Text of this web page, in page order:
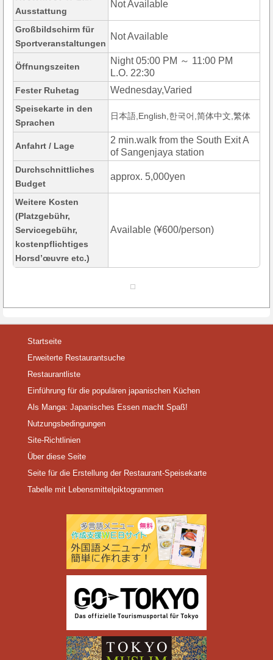
Ausstattung
Not Available
Großbildschirm für
Sportveranstaltungen
Not Available
Öffnungszeiten
Night 05:00 PM ～ 11:00 PM
L.O. 22:30
Fester Ruhetag Wednesday,Varied
Speisekarte in den
Sprachen
日本語,English,한국어,简体中文,繁体
Anfahrt / Lage
2 min.walk from the South Exit A
of Sangenjaya station
Durchschnittliches
Budget
approx. 5,000yen
Weitere Kosten
(Platzgebühr,
Servicegebühr,
kostenpflichtiges
Horsd’œuvre etc.)
Available (¥600/person)
Startseite
Erweiterte Restaurantsuche
Restaurantliste
Einführung für die populären japanischen Küchen
Als Manga: Japanisches Essen macht Spaß!
Nutzungsbedingungen
Site-Richtlinien
Über diese Seite
Seite für die Erstellung der Restaurant-Speisekarte
Tabelle mit Lebensmittelpiktogrammen